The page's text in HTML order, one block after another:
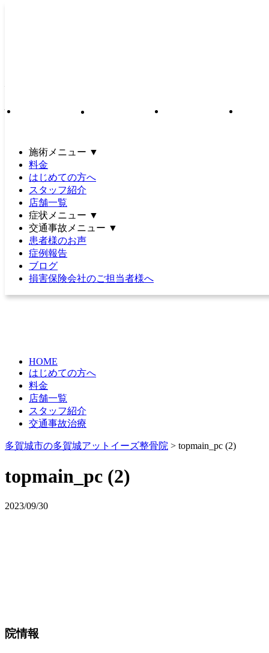
施術メニュー ▼
料金
はじめての方へ
スタッフ紹介
店舗一覧
症状メニュー ▼
交通事故メニュー ▼
患者様のお声
症例報告
ブログ
損害保険会社のご担当者様へ
林区・多賀城市｜アットイー
受付時間
9:30～12:30
●
15:00～21:00
※年中無休で営業
HOME
はじめての方へ
料金
店舗一覧
スタッフ紹介
交通事故治療
多賀城市の多賀城アットイーズ整骨院 > topmain_pc (2)
topmain_pc (2)
2023/09/30
院情報